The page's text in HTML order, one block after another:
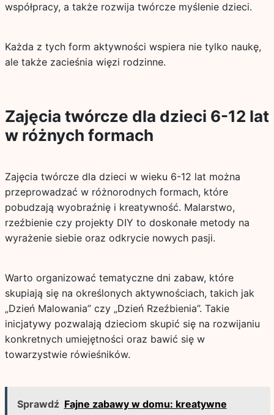
współpracy, a także rozwija twórcze myślenie dzieci.
Każda z tych form aktywności wspiera nie tylko naukę,
ale także zacieśnia więzi rodzinne.
Zajęcia twórcze dla dzieci 6-12 lat
w różnych formach
Zajęcia twórcze dla dzieci w wieku 6-12 lat można
przeprowadzać w różnorodnych formach, które
pobudzają wyobraźnię i kreatywność. Malarstwo,
rzeźbienie czy projekty DIY to doskonałe metody na
wyrażenie siebie oraz odkrycie nowych pasji.
Warto organizować tematyczne dni zabaw, które
skupiają się na określonych aktywnościach, takich jak
„Dzień Malowania” czy „Dzień Rzeźbienia”. Takie
inicjatywy pozwalają dzieciom skupić się na rozwijaniu
konkretnych umiejętności oraz bawić się w
towarzystwie rówieśników.
Sprawdź Fajne zabawy w domu: kreatywne